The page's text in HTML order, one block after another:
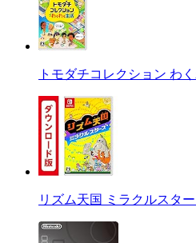
トモダチコレクション わ
リズム天国 ミラクルスタ